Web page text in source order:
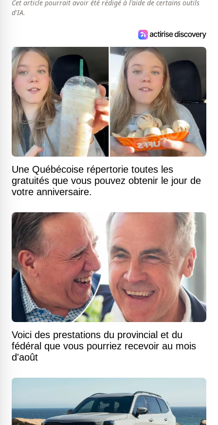
Cet article pourrait avoir été rédigé à l'aide de certains outils
d'IA.
Une Québécoise répertorie toutes les
gratuités que vous pouvez obtenir le jour de
votre anniversaire.
Voici des prestations du provincial et du
fédéral que vous pourriez recevoir au mois
d'août